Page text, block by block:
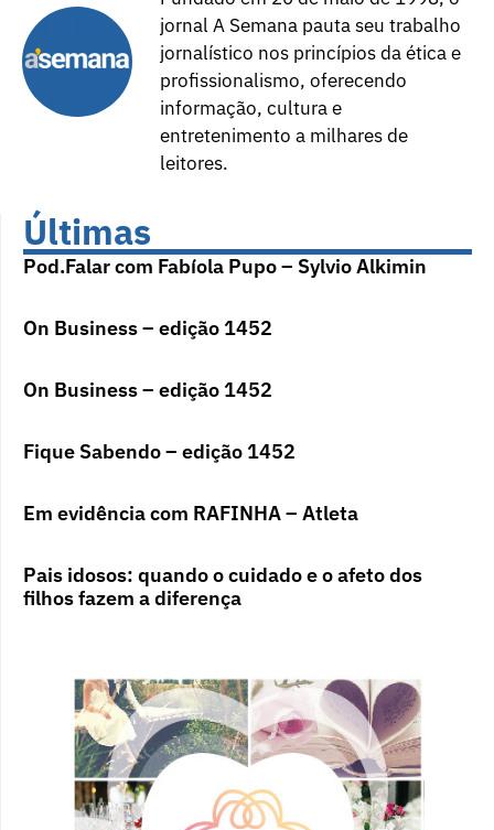
jornal A Semana pauta seu trabalho
jornalístico nos princípios da ética e
profissionalismo, oferecendo
informação, cultura e
entretenimento a milhares de
leitores.
Últimas
Pod.Falar com Fabíola Pupo – Sylvio Alkimin
On Business – edição 1452
On Business – edição 1452
Fique Sabendo – edição 1452
Em evidência com RAFINHA – Atleta
Pais idosos: quando o cuidado e o afeto dos
filhos fazem a diferença